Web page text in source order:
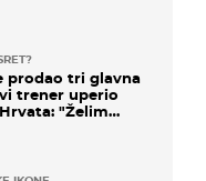
prodao tri glavna
trener uperio
"Želim